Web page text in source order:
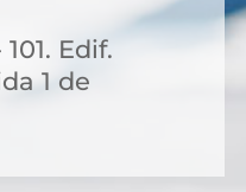
Edif.
1 de